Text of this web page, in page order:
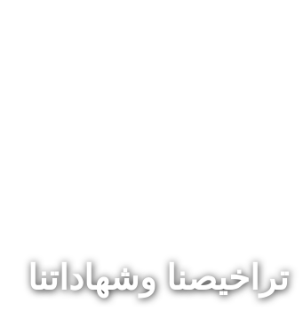
تراخيصنا وشهاداتنا